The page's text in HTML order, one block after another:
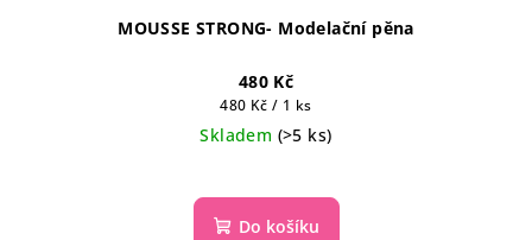
MOUSSE STRONG- Modelační pěna
480 Kč
Měrná
cena:
480 Kč / 1 ks
Skladem (>5 ks)
Do košíku